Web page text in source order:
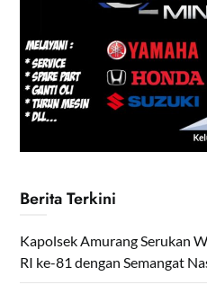
Berita Terkini
Kapolsek Amurang Serukan
RI ke-81 dengan Semangat